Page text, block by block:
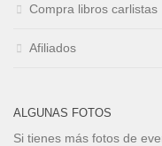
Compra libros carlistas
Afiliados
ALGUNAS FOTOS
Si tienes más fotos de